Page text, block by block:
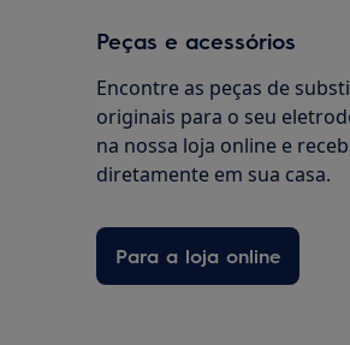
Peças e acessórios
Encontre as peças de
originais para o seu
na nossa loja online e
diretamente em sua casa.
Para a loja online